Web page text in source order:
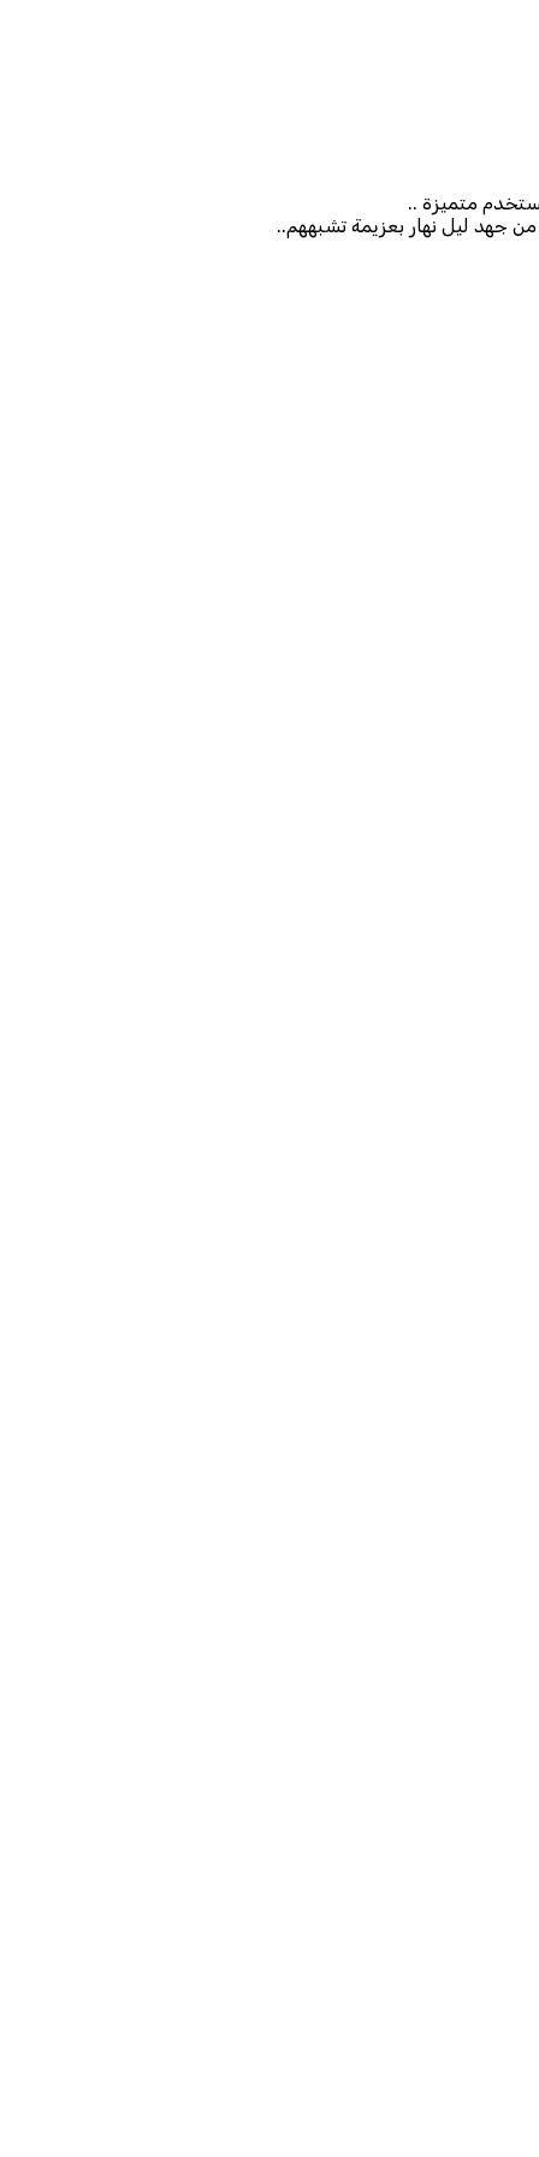
متميزة ..
جهد ليل نهار بعزيمة تشبههم..